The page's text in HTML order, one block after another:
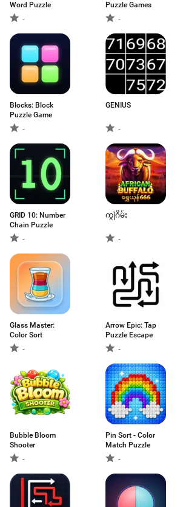
Word Puzzle
-
Puzzle Games
-
Blocks: Block
Puzzle Game
-
GENIUS
-
GRID 10: Number
Chain Puzzle
-
ကျွဲဂိမ်း
-
Glass Master:
Color Sort
-
Arrow Epic: Tap
Puzzle Escape
-
Bubble Bloom
Shooter
-
Pin Sort - Color
Match Puzzle
-